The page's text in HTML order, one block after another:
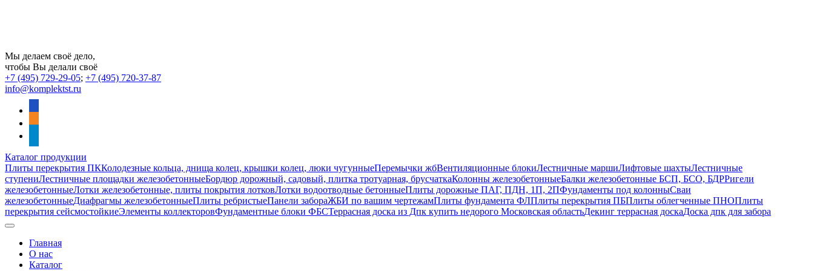
Мы делаем своё дело,
чтобы Вы делали своё
+7 (495) 729-29-05; +7 (495) 720-37-87
info@komplektst.ru
Каталог продукции
Плиты перекрытия ПККолодезные кольца, днища колец, крышки колец, люки чугунныеПеремычки жбВентиляционные блокиЛестничные маршиЛифтовые шахтыЛестничные
ступениЛестничные площадки железобетонныеБордюр дорожный, садовый, плитка тротуарная, брусчаткаКолонны железобетонныеБалки железобетонные БСП, БСО, БДРРигели
железобетонныеЛотки железобетонные, плиты покрытия лотковЛотки водоотводные бетонныеПлиты дорожные ПАГ, ПДН, 1П, 2ПФундаменты под колонныСваи
железобетонныеДиафрагмы железобетонныеПлиты ребристыеПанели забораЖБИ по вашим чертежамПлиты фундамента ФЛПлиты перекрытия ПБПлиты облегченные ПНОПлиты
перекрытия сейсмостойкиеЭлементы коллекторовФундаментные блоки ФБСТеррасная доска из Дпк купить недорого Московская областьДекинг террасная доскаДоска дпк для забора
Главная
О нас
Каталог